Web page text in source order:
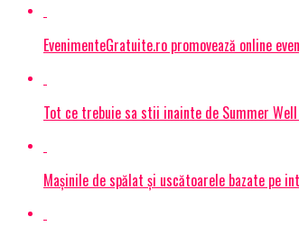
EvenimenteGratuite.ro promovează online
Tot ce trebuie sa stii inainte de Summer
Mașinile de spălat și uscătoarele bazate pe